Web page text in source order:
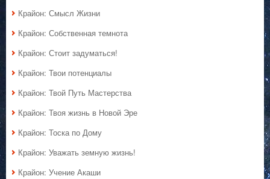
Крайон: Смысл Жизни
Крайон: Собственная темнота
Крайон: Стоит задуматься!
Крайон: Твои потенциалы
Крайон: Твой Путь Мастерства
Крайон: Твоя жизнь в Новой Эре
Крайон: Тоска по Дому
Крайон: Уважать земную жизнь!
Крайон: Учение Акаши